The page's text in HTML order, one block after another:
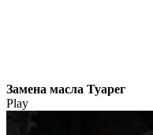
Замена масла Туарег
Play